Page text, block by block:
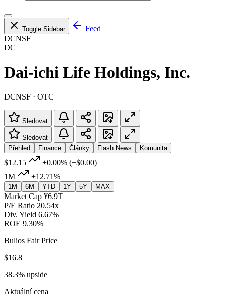
Toggle Sidebar
Feed
DCNSF
DC
Dai-ichi Life Holdings, Inc.
DCNSF · OTC
Sledovat
Sledovat
Přehled
Finance Články Flash News Komunita
$12.15 +0.00% (+$0.00)
1M
+12.71%
1M 6M YTD 1Y 5Y MAX
Market Cap ¥6.9T
P/E Ratio 20.54x
Div. Yield 6.67%
ROE 9.30%
Bulios Fair Price
$16.8
38.3% upside
Aktuální cena